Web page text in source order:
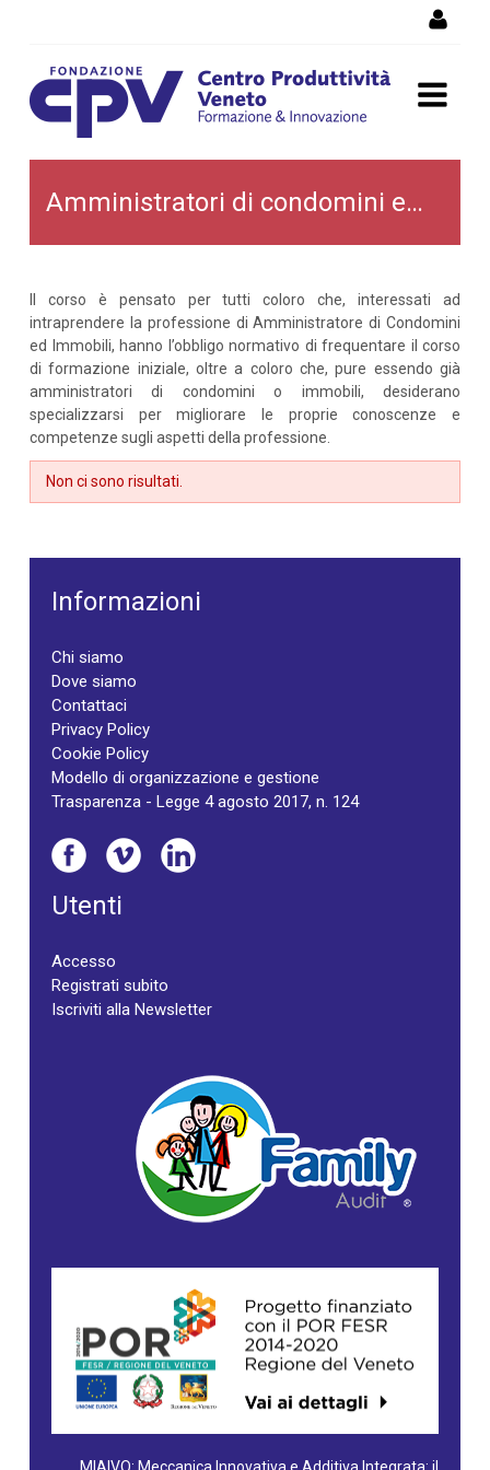
Amministratori di
condomini ed immobili
Amministratori di condomini ed immobili
Il corso è pensato per tutti coloro che, interessati ad
intraprendere la professione di Amministratore di Condomini
ed Immobili, hanno l’obbligo normativo di frequentare il corso
di formazione iniziale, oltre a coloro che, pure essendo già
amministratori di condomini o immobili, desiderano
specializzarsi per migliorare le proprie conoscenze e
competenze sugli aspetti della professione.
Non ci sono risultati.
Informazioni
Chi siamo
Dove siamo
Contattaci
Privacy Policy
Cookie Policy
Modello di organizzazione e gestione
Trasparenza - Legge 4 agosto 2017, n. 124
Utenti
Accesso
Registrati subito
Iscriviti alla Newsletter